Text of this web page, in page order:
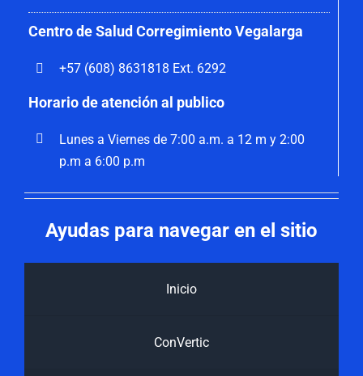
Centro de Salud Corregimiento Vegalarga
+57 (608) 8631818 Ext. 6292
Horario de atención al publico
Lunes a Viernes de 7:00 a.m. a 12 m y 2:00
p.m a 6:00 p.m
Ayudas para navegar en el sitio
Inicio
ConVertic